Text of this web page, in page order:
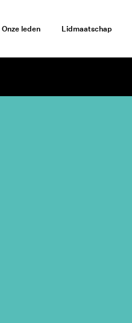
Onze leden Lidmaatschap